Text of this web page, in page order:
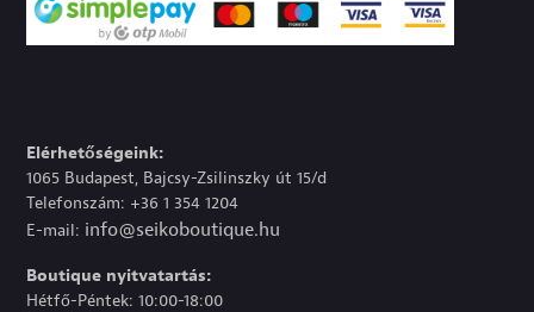
Elérhetőségeink:
1065 Budapest, Bajcsy-Zsilinszky út 15/d
Telefonszám: +36 1 354 1204
E-mail: info@seikoboutique.hu
Boutique nyitvatartás:
Hétfő-Péntek: 10:00-18:00